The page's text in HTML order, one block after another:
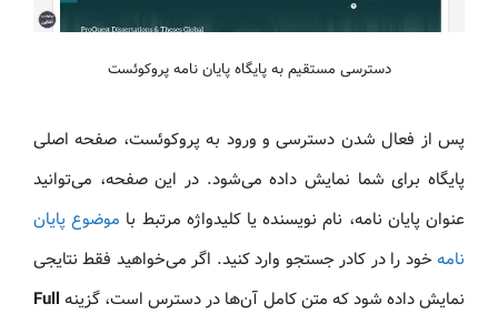
دسترسی مستقیم به پایگاه پایان نامه پروکوئست
پس از فعال شدن دسترسی و ورود به پروکوئست، صفحه اصلی
پایگاه برای شما نمایش داده می‌شود. در این صفحه، می‌توانید
عنوان پایان نامه، نام نویسنده یا کلیدواژه مرتبط با موضوع پایان
نامه خود را در کادر جستجو وارد کنید. اگر می‌خواهید فقط نتایجی
نمایش داده شود که متن کامل آن‌ها در دسترس است، گزینه Full